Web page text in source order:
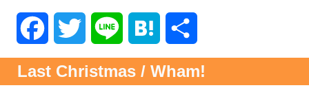
a w i a 有
Last Christmas / Wham!